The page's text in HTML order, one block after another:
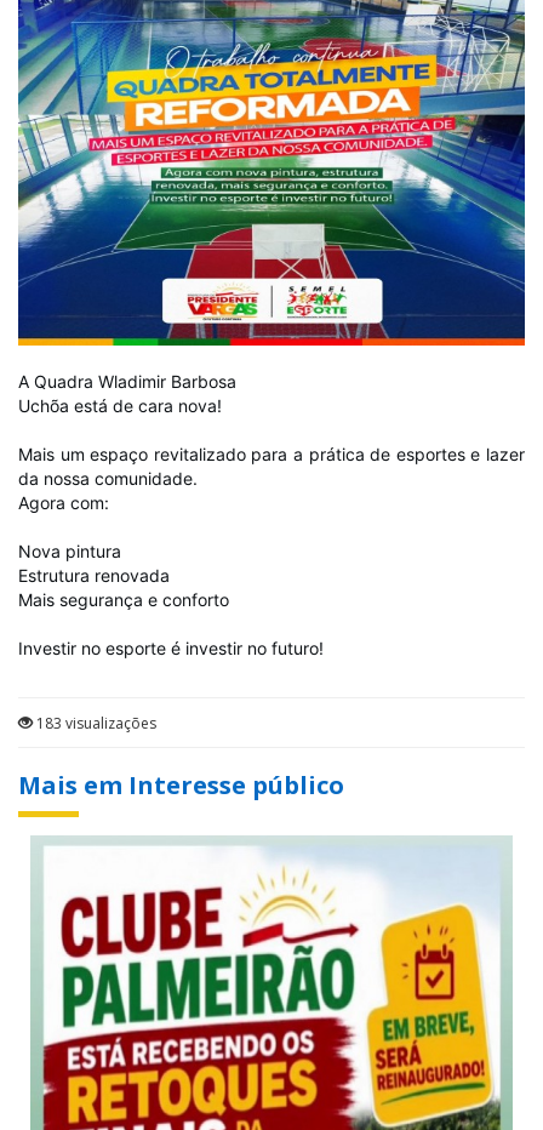
A Quadra Wladimir Barbosa
Uchõa está de cara nova!
Mais um espaço revitalizado para a prática de esportes e lazer
da nossa comunidade.
Agora com:
Nova pintura
Estrutura renovada
Mais segurança e conforto
Investir no esporte é investir no futuro!
183 visualizações
Mais em Interesse público